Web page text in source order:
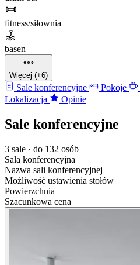
fitness/siłownia
basen
Więcej (+6)
Sale konferencyjne Pokoje
Lokalizacja
Opinie
Sale konferencyjne
3 sale · do 132 osób
Sala konferencyjna
Nazwa sali konferencyjnej
Możliwość ustawienia stołów
Powierzchnia
Szacunkowa cena